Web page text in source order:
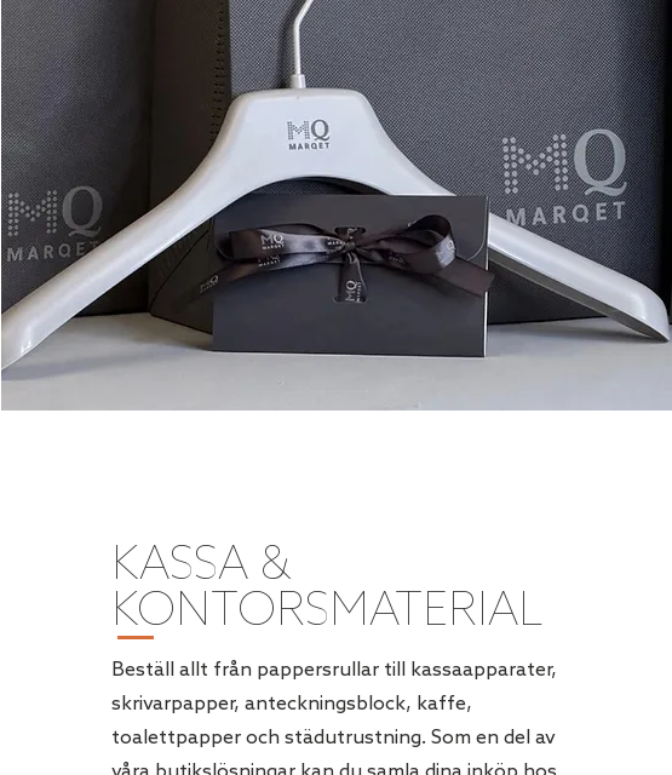
KASSA &
KONTORSMATERIAL
Beställ allt från pappersrullar till kassaapparater,
skrivarpapper, anteckningsblock, kaffe,
toalettpapper och städutrustning. Som en del av